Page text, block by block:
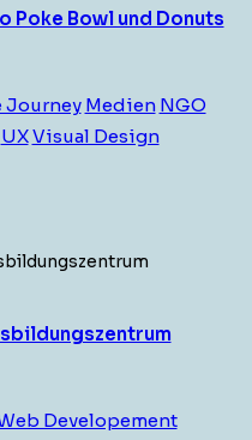
Poke Bowl und Donuts
Journey Medien NGO
UXVisual Design
Developement